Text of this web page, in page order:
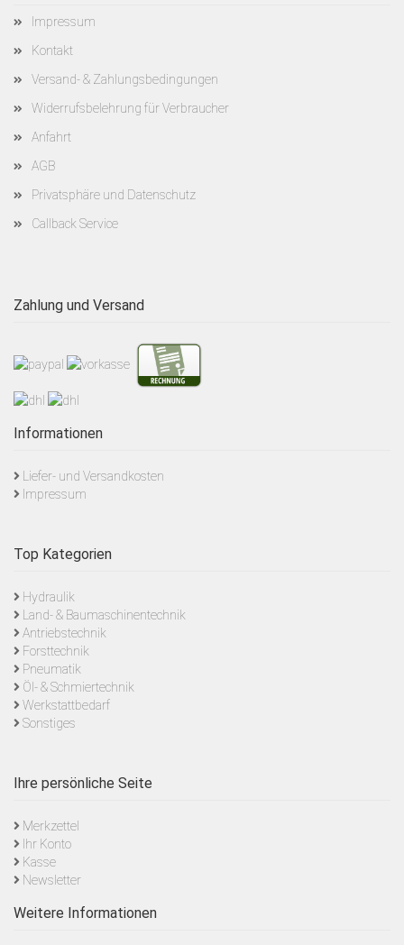
Impressum
Kontakt
Versand- & Zahlungsbedingungen
Widerrufsbelehrung für Verbraucher
Anfahrt
AGB
Privatsphäre und Datenschutz
Callback Service
Zahlung und Versand
Informationen
Liefer- und Versandkosten
Impressum
Top Kategorien
Hydraulik
Land- & Baumaschinentechnik
Antriebstechnik
Forsttechnik
Pneumatik
Öl- & Schmiertechnik
Werkstattbedarf
Sonstiges
Ihre persönliche Seite
Merkzettel
Ihr Konto
Kasse
Newsletter
Weitere Informationen